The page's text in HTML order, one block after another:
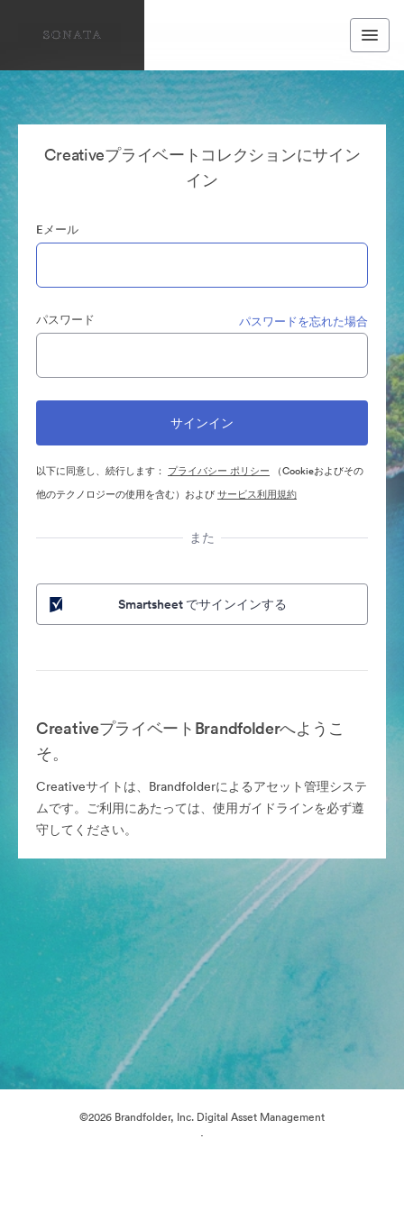
Creativeプライベートコレクションにサイン
イン
Eメール
パスワード パスワードを忘れた場合
以下に同意し、続行します： プライバシー ポリシー （Cookieおよびその
他のテクノロジーの使用を含む）およびサービス利用規約
また
Smartsheet でサインインする
CreativeプライベートBrandfolderへようこ
そ。
Creativeサイトは、Brandfolderによるアセット管理システ
ムです。ご利用にあたっては、使用ガイドラインを必ず遵
守してください。
©2026 Brandfolder, Inc. Digital Asset Management
·